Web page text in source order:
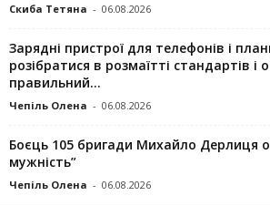
Скиба Тетяна - 06.08.2026
Зарядні пристрої для телефонів і
розібратися в розмаїтті стандартів і
правильний...
Чепіль Олена - 06.08.2026
Боєць 105 бригади Михайло Дерлиця
мужність”
Чепіль Олена - 06.08.2026